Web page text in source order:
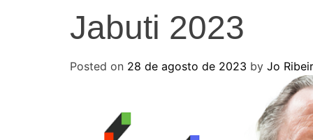
Jabuti 2023
Posted on 28 de agosto de 2023 by Jo